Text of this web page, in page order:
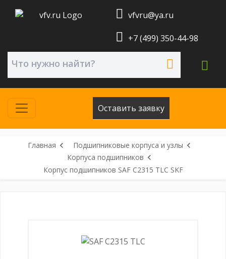
vfvru@ya.ru
+7 (499) 350-44-98
Оставить заявку
Главная
Подшипниковые корпуса и узлы
Корпуса подшипников
Корпус подшипников SAF C2315 TLC SKF